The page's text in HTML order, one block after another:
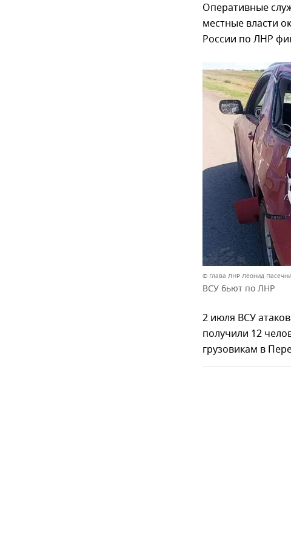
Оперативные
местные власти
России по ЛНР
© Глава ЛНР Леонид
ВСУ бьют по ЛНР
2 июля ВСУ
получили 12
грузовикам в